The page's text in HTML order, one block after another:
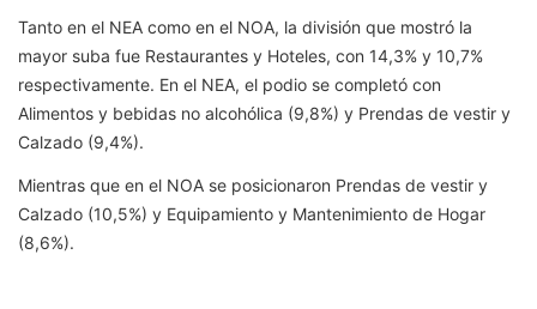
Tanto en el NEA como en el NOA, la división que mostró la
mayor suba fue Restaurantes y Hoteles, con 14,3% y 10,7%
respectivamente. En el NEA, el podio se completó con
Alimentos y bebidas no alcohólica (9,8%) y Prendas de vestir y
Calzado (9,4%).
Mientras que en el NOA se posicionaron Prendas de vestir y
Calzado (10,5%) y Equipamiento y Mantenimiento de Hogar
(8,6%).